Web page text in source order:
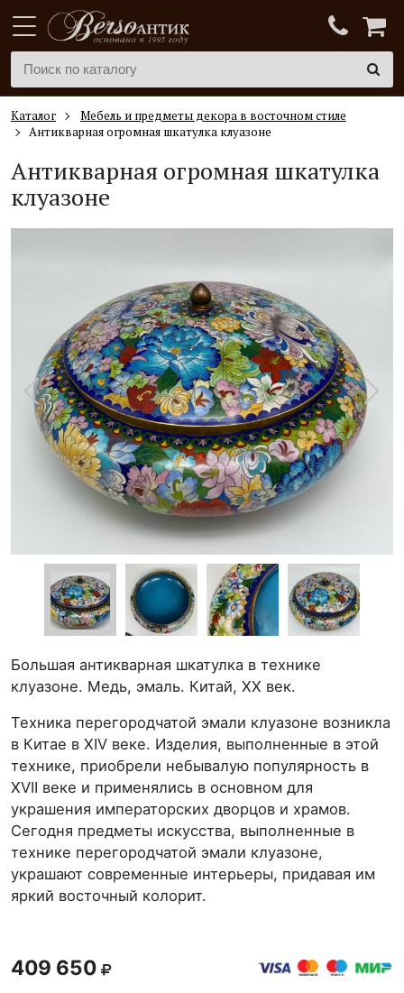
Каталог
Мебель и предметы декора в восточном стиле
Антикварная огромная шкатулка клуазоне
Антикварная огромная шкатулка
клуазоне
Большая антикварная шкатулка в технике
клуазоне. Медь, эмаль. Китай, XX век.
Техника перегородчатой эмали клуазоне возникла
в Китае в XIV веке. Изделия, выполненные в этой
технике, приобрели небывалую популярность в
XVII веке и применялись в основном для
украшения императорских дворцов и храмов.
Сегодня предметы искусства, выполненные в
технике перегородчатой эмали клуазоне,
украшают современные интерьеры, придавая им
яркий восточный колорит.
409 650